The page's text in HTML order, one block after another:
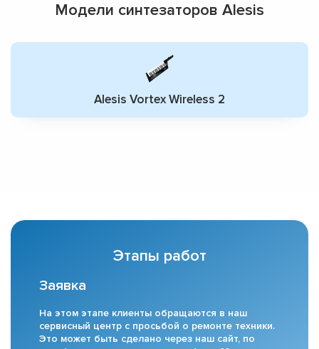
Модели синтезаторов Alesis
Alesis Vortex Wireless 2
Этапы работ
Заявка
На этом этапе клиенты обращаются в наш
сервисный центр с просьбой о ремонте техники.
Это может быть сделано через наш сайт, по